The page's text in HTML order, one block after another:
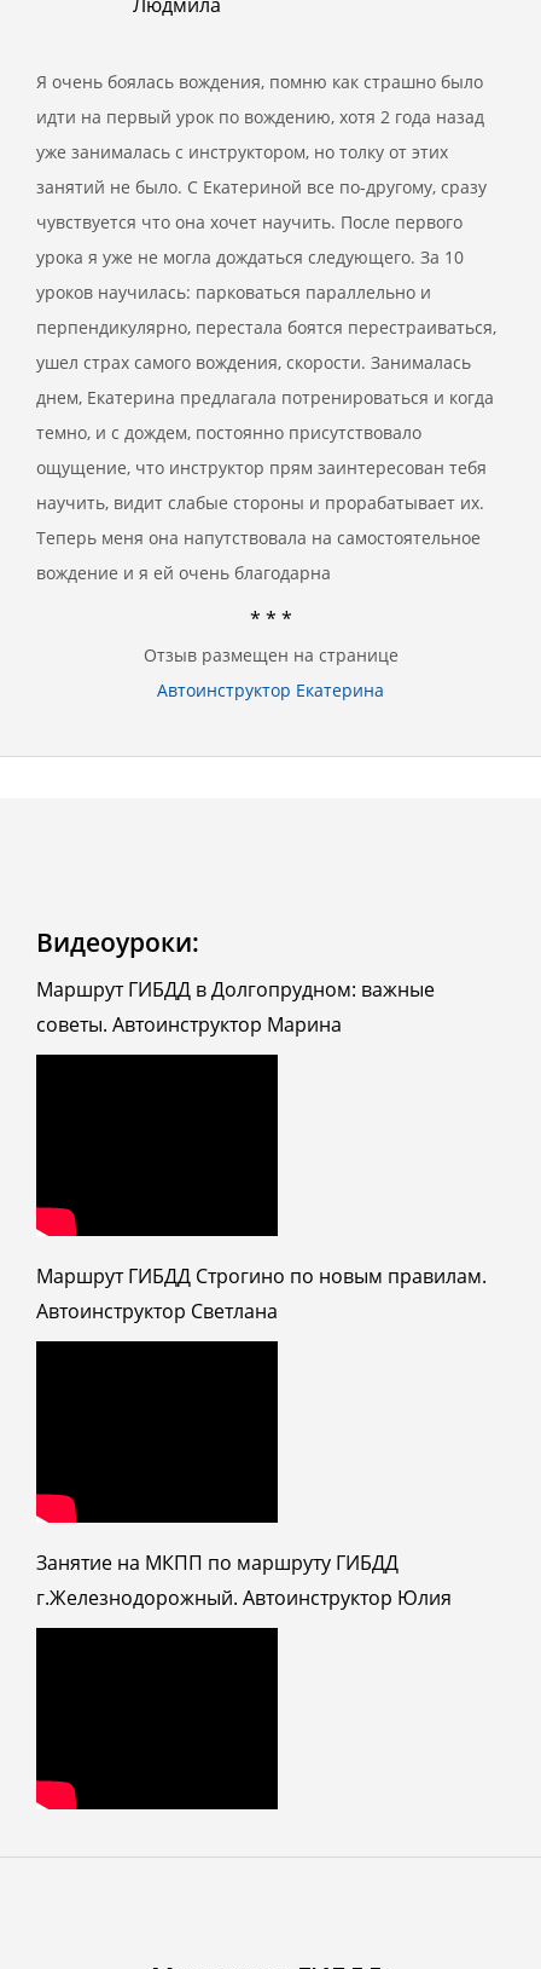
Я очень боялась вождения, помню как страшно было
идти на первый урок по вождению, хотя 2 года назад
уже занималась с инструктором, но толку от этих
занятий не было. С Екатериной все по-другому, сразу
чувствуется что она хочет научить. После первого
урока я уже не могла дождаться следующего. За 10
уроков научилась: парковаться параллельно и
перпендикулярно, перестала боятся перестраиваться,
ушел страх самого вождения, скорости. Занималась
днем, Екатерина предлагала потренироваться и когда
темно, и с дождем, постоянно присутствовало
ощущение, что инструктор прям заинтересован тебя
научить, видит слабые стороны и прорабатывает их.
Теперь меня она напутствовала на самостоятельное
вождение и я ей очень благодарна
* * *
Отзыв размещен на странице
Автоинструктор Екатерина
Видеоуроки:
Маршрут ГИБДД в Долгопрудном: важные
советы. Автоинструктор Марина
Маршрут ГИБДД Строгино по новым правилам.
Автоинструктор Светлана
Занятие на МКПП по маршруту ГИБДД
г.Железнодорожный. Автоинструктор Юлия